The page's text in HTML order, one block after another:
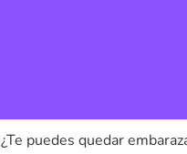
¿Te puedes quedar